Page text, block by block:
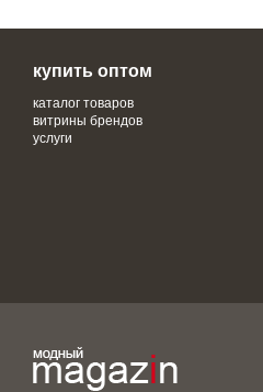
купить оптом
каталог товаров
витрины брендов
услуги